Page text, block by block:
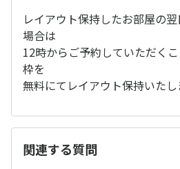
レイアウト保持したお部屋の
場合は
12時からご予約していただく
枠を
無料にてレイアウト保持いたし
関連する質問